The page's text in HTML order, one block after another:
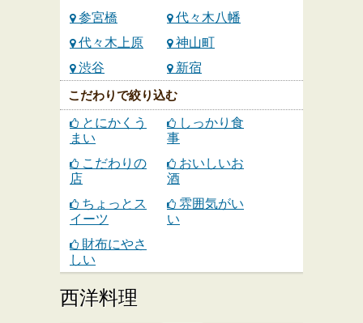
参宮橋
代々木八幡
代々木上原
神山町
渋谷
新宿
こだわりで絞り込む
とにかくう
まい
しっかり食
事
こだわりの
店
おいしいお
酒
ちょっとス
イーツ
雰囲気がい
い
財布にやさ
しい
西洋料理